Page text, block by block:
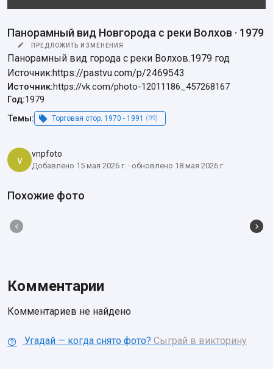
Панорамный вид Новгорода с реки Волхов · 1979
ПРЕДЛОЖИТЬ ИЗМЕНЕНИЯ
Панорамный вид города с реки Волхов.1979 год
Источник:https://pastvu.com/p/2469543
Источник:https://vk.com/photo-12011186_457268167
Год:1979
Темы:
Торговая стор. 1970 - 1991 (99)
v vnpfoto
Добавлено 15 мая 2026 г. · обновлено 18 мая 2026 г.
Похожие фото
Комментарии
Комментариев не найдено
Угадай — когда снято фото? Сыграй в викторину